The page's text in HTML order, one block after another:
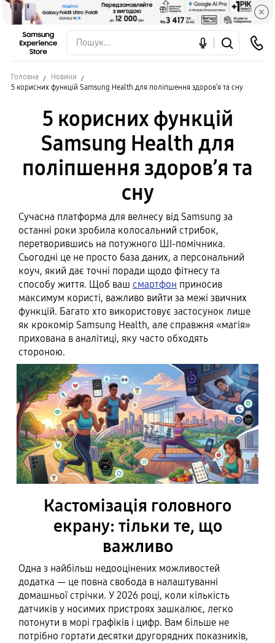
Головна
Новини
5 корисних функцій Samsung Health для поліпшення здоров’я та сну
5 корисних функцій
Samsung Health для
поліпшення здоров’я та
сну
Сучасна платформа для велнесу від Samsung за
останні роки зробила колосальний стрибок,
перетворившись на потужного ШІ-помічника.
Сьогодні це не просто база даних, а персональний
коуч, який дає точні поради щодо фітнесу та
способу життя. Щоб ваш смартфон приносив
максимум користі, важливо вийти за межі звичних
функцій. Багато хто використовує застосунок лише
як крокомір Samsung Health, але справжня «магія»
прихована в аналітиці, яку часто обходять
стороною.
Кастомізація головного
екрану: тільки те, що
важливо
Одна з найбільш недооцінених можливостей
додатка — це повна свобода в налаштуванні
домашньої стрічки. У 2026 році, коли кількість
датчиків у носимих пристроях зашкалює, легко
потонути в морі графіків і цифр. Вам більше не
потрібно гортати десятки другорядних показників,